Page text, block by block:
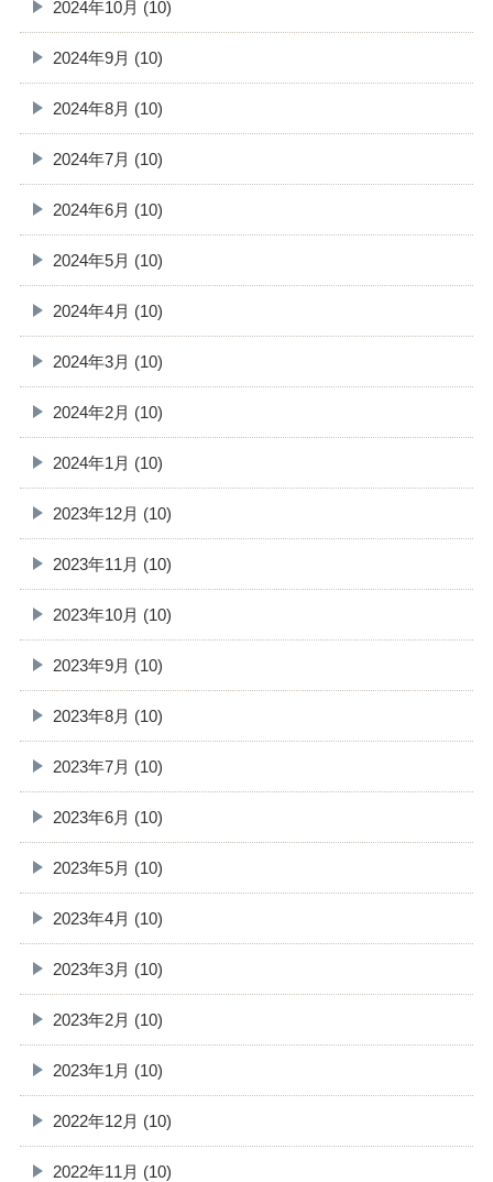
2024年10月 (10)
2024年9月 (10)
2024年8月 (10)
2024年7月 (10)
2024年6月 (10)
2024年5月 (10)
2024年4月 (10)
2024年3月 (10)
2024年2月 (10)
2024年1月 (10)
2023年12月 (10)
2023年11月 (10)
2023年10月 (10)
2023年9月 (10)
2023年8月 (10)
2023年7月 (10)
2023年6月 (10)
2023年5月 (10)
2023年4月 (10)
2023年3月 (10)
2023年2月 (10)
2023年1月 (10)
2022年12月 (10)
2022年11月 (10)